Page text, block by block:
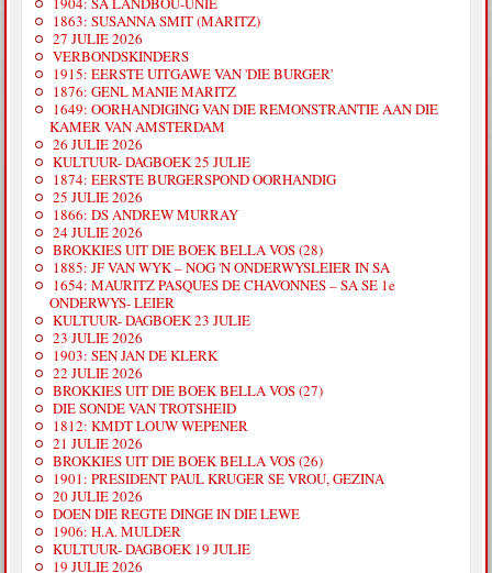
1863: SUSANNA SMIT (MARITZ)
27 JULIE 2026
VERBONDSKINDERS
1915: EERSTE UITGAWE VAN 'DIE BURGER'
1876: GENL MANIE MARITZ
1649: OORHANDIGING VAN DIE REMONSTRANTIE AAN DIE
KAMER VAN AMSTERDAM
26 JULIE 2026
KULTUUR- DAGBOEK 25 JULIE
1874: EERSTE BURGERSPOND OORHANDIG
25 JULIE 2026
1866: DS ANDREW MURRAY
24 JULIE 2026
BROKKIES UIT DIE BOEK BELLA VOS (28)
1885: JF VAN WYK – NOG 'N ONDERWYSLEIER IN SA
1654: MAURITZ PASQUES DE CHAVONNES – SA SE 1e
ONDERWYS- LEIER
KULTUUR- DAGBOEK 23 JULIE
23 JULIE 2026
1903: SEN JAN DE KLERK
22 JULIE 2026
BROKKIES UIT DIE BOEK BELLA VOS (27)
DIE SONDE VAN TROTSHEID
1812: KMDT LOUW WEPENER
21 JULIE 2026
BROKKIES UIT DIE BOEK BELLA VOS (26)
1901: PRESIDENT PAUL KRUGER SE VROU, GEZINA
20 JULIE 2026
DOEN DIE REGTE DINGE IN DIE LEWE
1906: H.A. MULDER
KULTUUR- DAGBOEK 19 JULIE
19 JULIE 2026